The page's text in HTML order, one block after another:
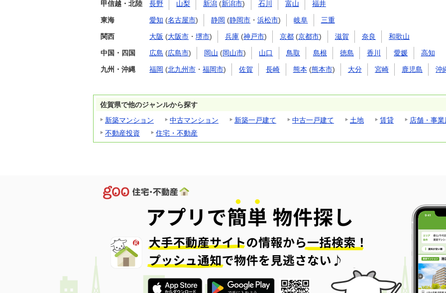
甲信越・北陸 長野 山梨 新潟 (新潟市) 石川 富山 福井
東海 愛知 (名古屋市) 静岡 (静岡市 ・浜松市) 岐阜 三重
関西 大阪 (大阪市 ・ 堺市) 兵庫 (神戸市) 京都 (京都市) 滋賀 奈良 和歌山
中国・四国 広島 (広島市) 岡山 (岡山市) 山口 鳥取 島根 徳島 香川 愛媛 高知
九州・沖縄 福岡 (北九州市 ・ 福岡市) 佐賀 長崎 熊本 (熊本市) 大分 宮崎 鹿児島 沖
佐賀県で他のジャンルから探す
新築マンション
中古マンション 新築一戸建て 中古一戸建て 土地 賃貸
店舗・事業
不動産投資
住宅・不動産